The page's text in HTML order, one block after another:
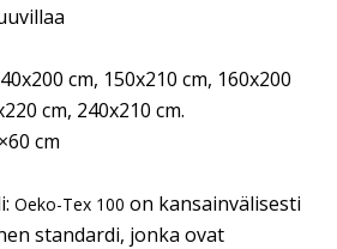
cm, 150x210 cm, 160x200
cm, 240x210 cm.
cm
Oeko-Tex 100 on kansainvälisesti
standardi, jonka ovat